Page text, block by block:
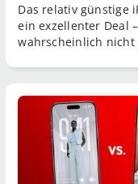
Das relativ günstige
ein exzellenter Deal
wahrscheinlich nicht